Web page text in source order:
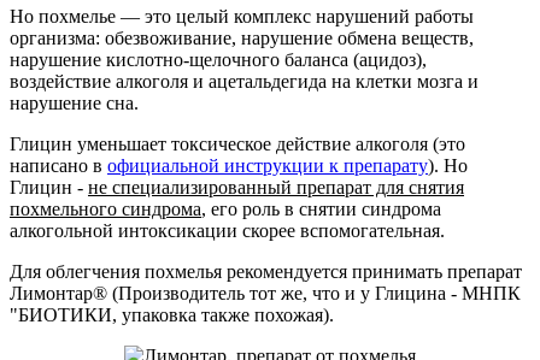
Но похмелье — это целый комплекс нарушений работы
организма: обезвоживание, нарушение обмена веществ,
нарушение кислотно-щелочного баланса (ацидоз),
воздействие алкоголя и ацетальдегида на клетки мозга и
нарушение сна.
Глицин уменьшает токсическое действие алкоголя (это
написано в официальной инструкции к препарату). Но
Глицин - не специализированный препарат для снятия
похмельного синдрома, его роль в снятии синдрома
алкогольной интоксикации скорее вспомогательная.
Для облегчения похмелья рекомендуется принимать препарат
Лимонтар® (Производитель тот же, что и у Глицина - МНПК
"БИОТИКИ, упаковка также похожая).